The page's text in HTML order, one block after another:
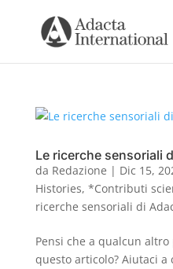
Le ricerche sensoriali
da Redazione | Dic 15,
Histories, *Contributi
ricerche sensoriali di
Pensi che a qualcun
questo articolo? Aiutaci a